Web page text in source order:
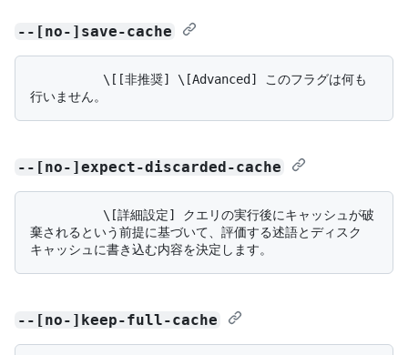
--[no-]save-cache
--[no-]expect-discarded-cache
棄されるという前提に基づいて、評価する述語とディスク
--[no-]keep-full-cache